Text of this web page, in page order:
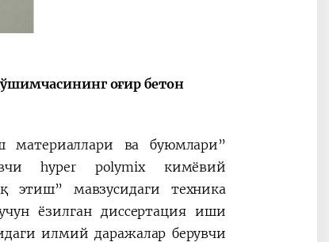
Президент Шавкат
ўтказилган
видеоселектор
йиғилишлари
оғир бетон
материаллари ва буюмлари”
hyper polymix кимёвий
этиш” мавзусидаги техника
ёзилган диссертация иши
илмий даражалар берувчи